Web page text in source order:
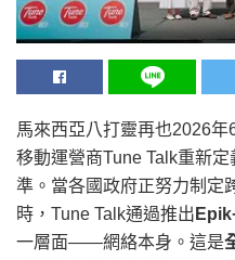
馬來西亞八打靈再也2026年
移動運營商Tune Talk重新
準。當各國政府正努力制定
時，Tune Talk通過推出
一層面——網絡本身。這是